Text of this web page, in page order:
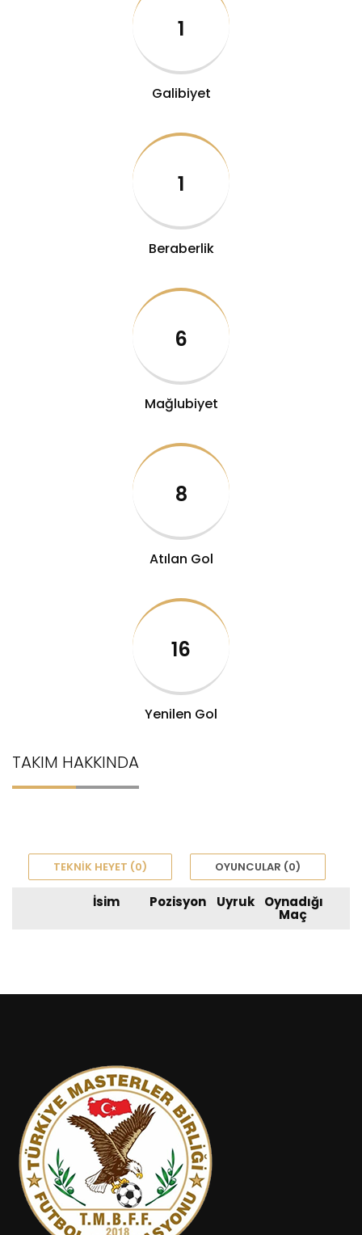
1
Galibiyet
1
Beraberlik
6
Mağlubiyet
8
Atılan Gol
16
Yenilen Gol
TAKIM HAKKINDA
TEKNIK HEYET (0) OYUNCULAR (0)
İsim Pozisyon Uyruk Oynadığı
Maç